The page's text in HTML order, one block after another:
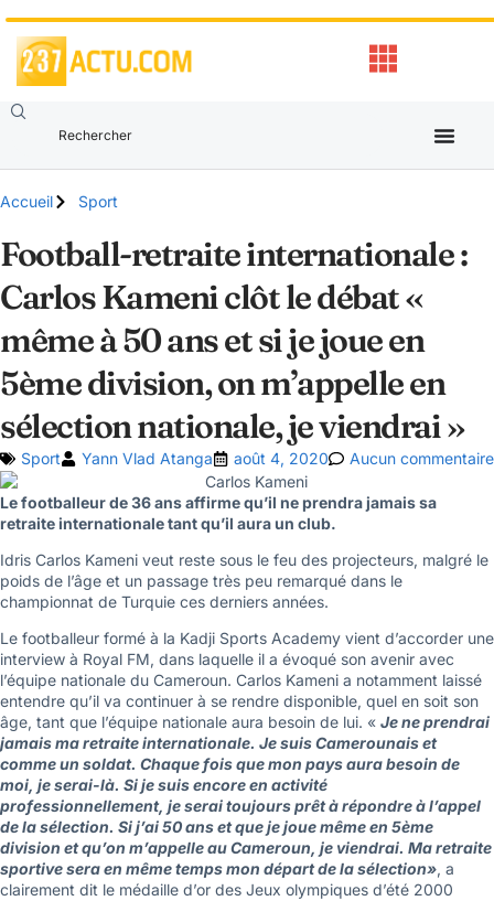
Accueil Sport
Football-retraite internationale :
Carlos Kameni clôt le débat «
même à 50 ans et si je joue en
5ème division, on m’appelle en
sélection nationale, je viendrai »
Sport Yann Vlad Atanga août 4, 2020 Aucun commentaire
Le footballeur de 36 ans affirme qu’il ne prendra jamais sa
retraite internationale tant qu’il aura un club.
Idris Carlos Kameni veut reste sous le feu des projecteurs, malgré le
poids de l’âge et un passage très peu remarqué dans le
championnat de Turquie ces derniers années.
Le footballeur formé à la Kadji Sports Academy vient d’accorder une
interview à Royal FM, dans laquelle il a évoqué son avenir avec
l’équipe nationale du Cameroun. Carlos Kameni a notamment laissé
entendre qu’il va continuer à se rendre disponible, quel en soit son
âge, tant que l’équipe nationale aura besoin de lui. « Je ne prendrai
jamais ma retraite internationale. Je suis Camerounais et
comme un soldat. Chaque fois que mon pays aura besoin de
moi, je serai-là. Si je suis encore en activité
professionnellement, je serai toujours prêt à répondre à l’appel
de la sélection. Si j’ai 50 ans et que je joue même en 5ème
division et qu’on m’appelle au Cameroun, je viendrai. Ma retraite
sportive sera en même temps mon départ de la sélection», a
clairement dit le médaille d’or des Jeux olympiques d’été 2000